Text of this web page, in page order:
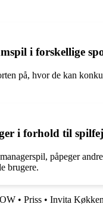
i forskellige
på, hvor de kan
i forhold til
påpeger
brugere.
• Priss • Invita